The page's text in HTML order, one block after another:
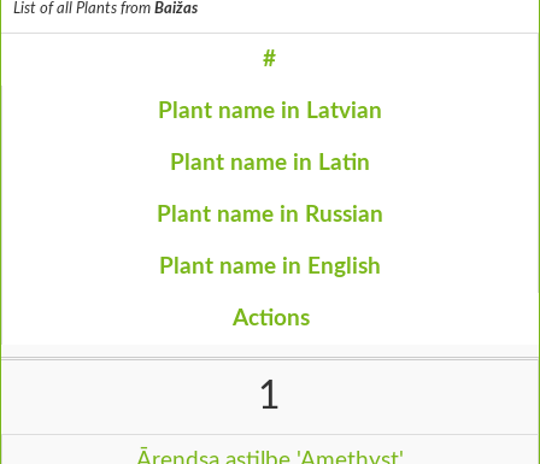
List of all Plants from Baižas
#
Plant name in Latvian
Plant name in Latin
Plant name in Russian
Plant name in English
Actions
1